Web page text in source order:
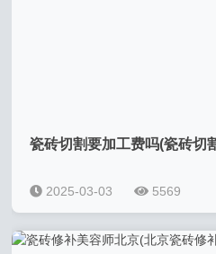
瓷砖切割要加工费吗(瓷砖切
2025-03-03 5569